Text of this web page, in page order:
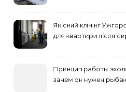
Якісний клінінг
для квартири після
Принцип работы
зачем он нужен